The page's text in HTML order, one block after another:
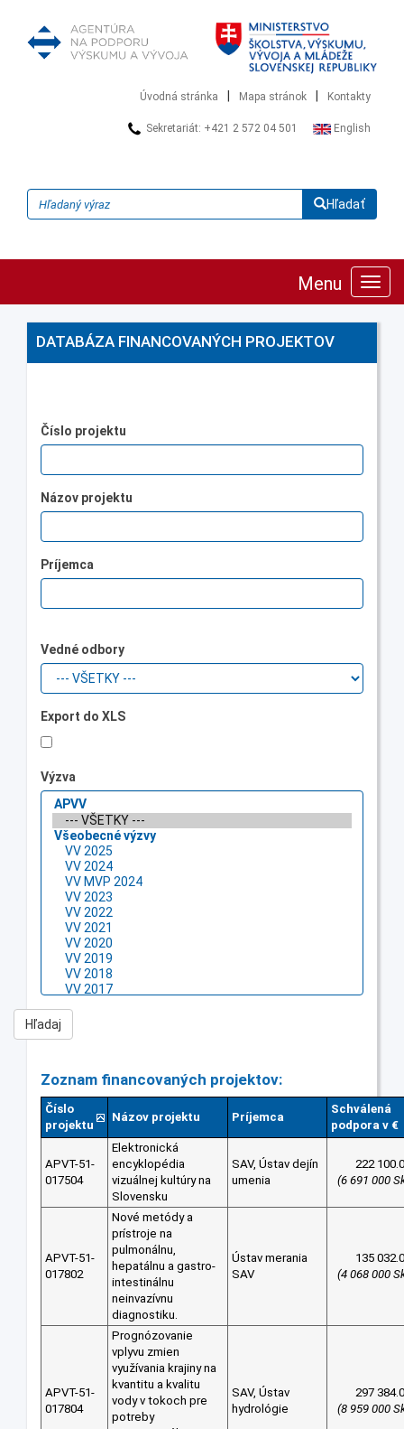
Úvodná stránka Mapa stránok Kontakty
Sekretariát: +421 2 572 04 501 English
Hľadať
Menu
DATABÁZA FINANCOVANÝCH PROJEKTOV
Číslo projektu
Názov projektu
Príjemca
Vedné odbory
Export do XLS
Výzva
Zoznam financovaných projektov:
Číslo
projektu
Názov projektu Príjemca
Schválená
podpora v €
APVT-51-
017504
Elektronická
encyklopédia
vizuálnej kultúry na
Slovensku
SAV, Ústav dejín
umenia
222
(6 691 000
APVT-51-
017802
Nové metódy a
prístroje na
pulmonálnu,
hepatálnu a gastro-
intestinálnu
neinvazívnu
diagnostiku.
Ústav merania
SAV
135
(4 068 000
APVT-51-
017804
Prognózovanie
vplyvu zmien
využívania krajiny na
kvantitu a kvalitu
vody v tokoch pre
potreby
SAV, Ústav
hydrológie
297
(8 959 000